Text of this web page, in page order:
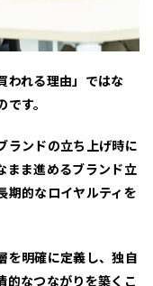
われる理由」ではな
す。
ランドの立ち上げ時に
まま進めるブランド立
期的なロイヤルティを
を明確に定義し、独自
的なつながりを築くこ